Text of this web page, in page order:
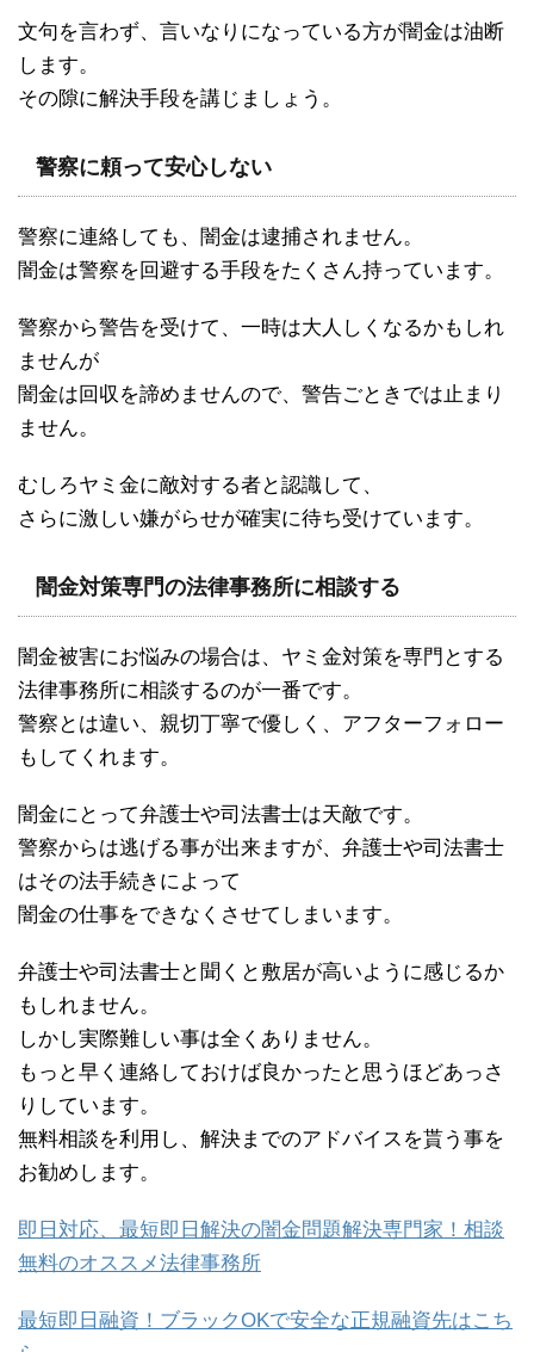
文句を言わず、言いなりになっている方が闇金は油断
します。
その隙に解決手段を講じましょう。
警察に頼って安心しない
警察に連絡しても、闇金は逮捕されません。
闇金は警察を回避する手段をたくさん持っています。
警察から警告を受けて、一時は大人しくなるかもしれ
ませんが
闇金は回収を諦めませんので、警告ごときでは止まり
ません。
むしろヤミ金に敵対する者と認識して、
さらに激しい嫌がらせが確実に待ち受けています。
闇金対策専門の法律事務所に相談する
闇金被害にお悩みの場合は、ヤミ金対策を専門とする
法律事務所に相談するのが一番です。
警察とは違い、親切丁寧で優しく、アフターフォロー
もしてくれます。
闇金にとって弁護士や司法書士は天敵です。
警察からは逃げる事が出来ますが、弁護士や司法書士
はその法手続きによって
闇金の仕事をできなくさせてしまいます。
弁護士や司法書士と聞くと敷居が高いように感じるか
もしれません。
しかし実際難しい事は全くありません。
もっと早く連絡しておけば良かったと思うほどあっさ
りしています。
無料相談を利用し、解決までのアドバイスを貰う事を
お勧めします。
即日対応、最短即日解決の闇金問題解決専門家！相談
無料のオススメ法律事務所
最短即日融資！ブラックOKで安全な正規融資先はこち